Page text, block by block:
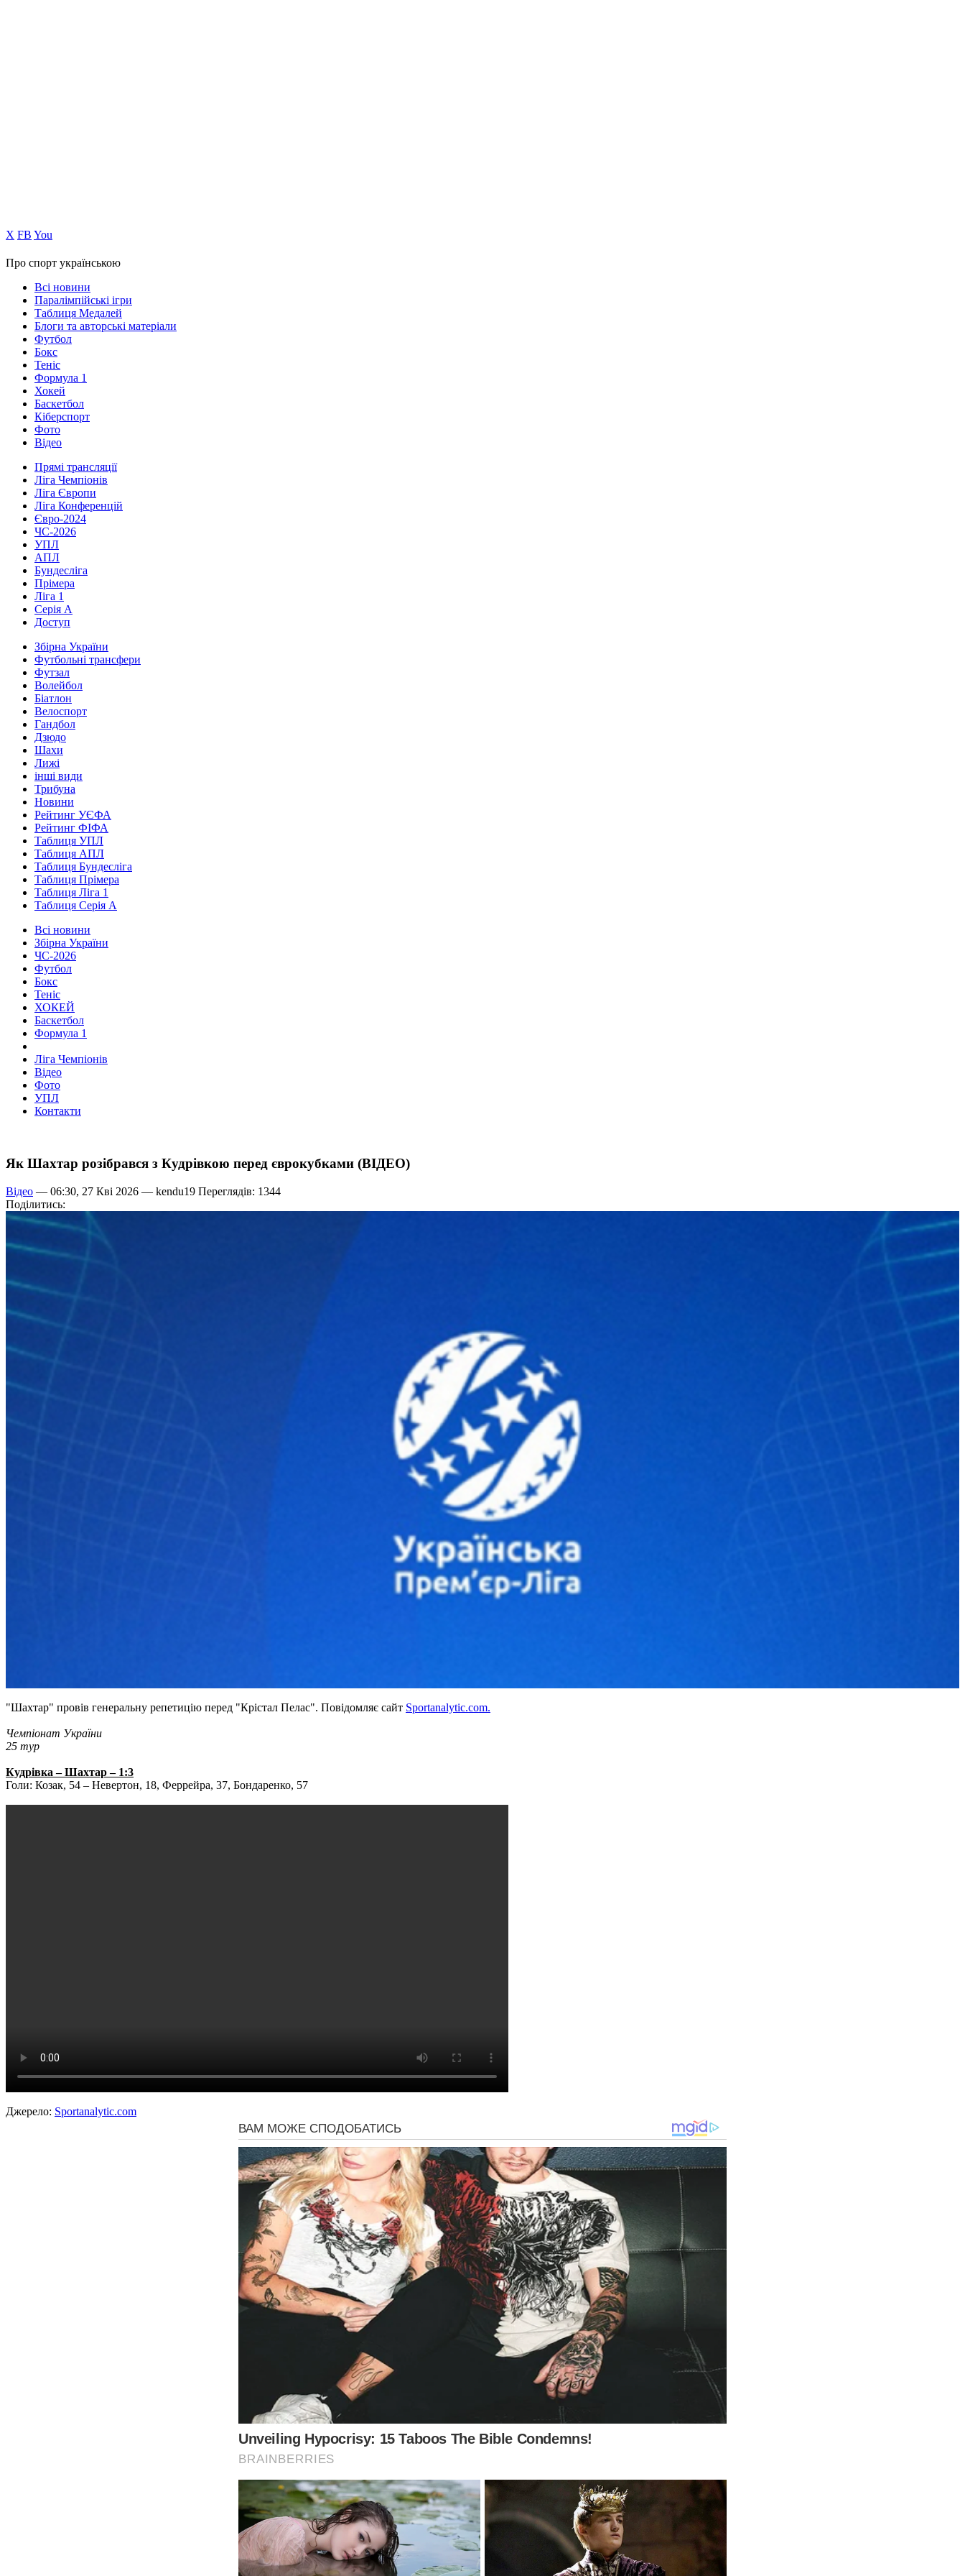
Х FB You
Про спорт українською
Всі новини
Паралімпійські ігри
Таблиця Медалей
Блоги та авторські матеріали
Футбол
Бокс
Теніс
Формула 1
Хокей
Баскетбол
Кіберспорт
Фото
Відео
Прямі трансляції
Ліга Чемпіонів
Ліга Європи
Ліга Конференцій
Євро-2024
ЧС-2026
УПЛ
АПЛ
Бундесліга
Прімера
Ліга 1
Серія А
Доступ
Збірна України
Футбольні трансфери
Футзал
Волейбол
Біатлон
Велоспорт
Гандбол
Дзюдо
Шахи
Лижі
інші види
Трибуна
Новини
Рейтинг УЄФА
Рейтинг ФІФА
Таблиця УПЛ
Таблиця АПЛ
Таблиця Бундесліга
Таблиця Прімера
Таблиця Ліга 1
Таблиця Серія А
Всі новини
Збірна України
ЧС-2026
Футбол
Бокс
Теніс
ХОКЕЙ
Баскетбол
Формула 1
Ліга Чемпіонів
Відео
Фото
УПЛ
Контакти
Як Шахтар розібрався з Кудрівкою перед єврокубками (ВІДЕО)
Відео — 06:30, 27 Кві 2026 — kendu19 Переглядів: 1344
Поділитись:
"Шахтар" провів генеральну репетицію перед "Крістал Пелас". Повідомляє сайт Sportanalytic.com.
Чемпіонат України
25 тур
Кудрівка – Шахтар – 1:3
Голи: Козак, 54 – Невертон, 18, Феррейра, 37, Бондаренко, 57
Джерело: Sportanalytic.com